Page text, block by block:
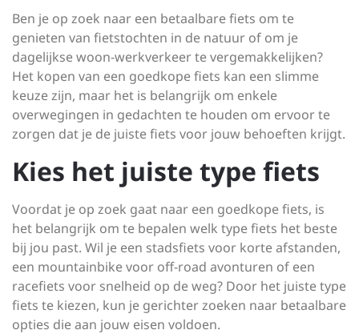
Ben je op zoek naar een betaalbare fiets om te
genieten van fietstochten in de natuur of om je
dagelijkse woon-werkverkeer te vergemakkelijken?
Het kopen van een goedkope fiets kan een slimme
keuze zijn, maar het is belangrijk om enkele
overwegingen in gedachten te houden om ervoor te
zorgen dat je de juiste fiets voor jouw behoeften krijgt.
Kies het juiste type fiets
Voordat je op zoek gaat naar een goedkope fiets, is
het belangrijk om te bepalen welk type fiets het beste
bij jou past. Wil je een stadsfiets voor korte afstanden,
een mountainbike voor off-road avonturen of een
racefiets voor snelheid op de weg? Door het juiste type
fiets te kiezen, kun je gerichter zoeken naar betaalbare
opties die aan jouw eisen voldoen.